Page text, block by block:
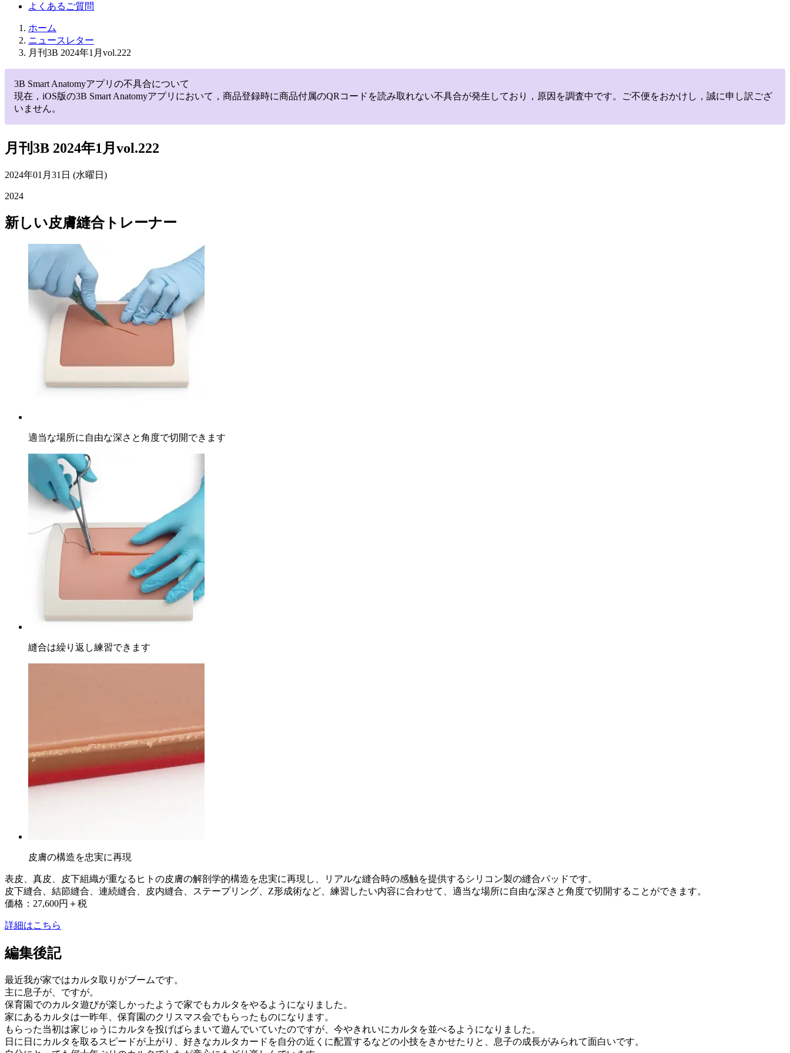
よくあるご質問
ホーム
ニュースレター
月刊3B 2024年1月vol.222
3B Smart Anatomyアプリの不具合について
現在，iOS版の3B Smart Anatomyアプリにおいて，商品登録時に商品付属のQRコードを読み取れない不具合が発生しており，原因を調査中です。ご不便をおかけし，誠に申し訳ござ
いません。
月刊3B 2024年1月vol.222
2024年01月31日 (水曜日)
2024
新しい皮膚縫合トレーナー
適当な場所に自由な深さと角度で切開できます
縫合は繰り返し練習できます
皮膚の構造を忠実に再現
表皮、真皮、皮下組織が重なるヒトの皮膚の解剖学的構造を忠実に再現し、リアルな縫合時の感触を提供するシリコン製の縫合パッドです。
皮下縫合、結節縫合、連続縫合、皮内縫合、ステープリング、Z形成術など、練習したい内容に合わせて、適当な場所に自由な深さと角度で切開することができます。
価格：27,600円＋税
詳細はこちら
編集後記
最近我が家ではカルタ取りがブームです。
主に息子が、ですが。
保育園でのカルタ遊びが楽しかったようで家でもカルタをやるようになりました。
家にあるカルタは一昨年、保育園のクリスマス会でもらったものになります。
もらった当初は家じゅうにカルタを投げばらまいて遊んでいていたのですが、今やきれいにカルタを並べるようになりました。
日に日にカルタを取るスピードが上がり、好きなカルタカードを自分の近くに配置するなどの小技をきかせたりと、息子の成長がみられて面白いです。